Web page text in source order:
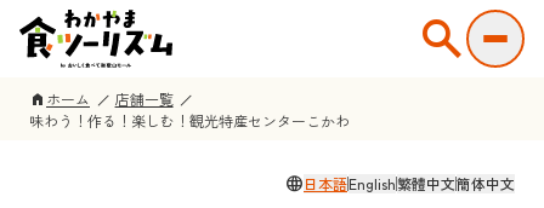
search
home ホーム
店舗一覧
味わう！作る！楽しむ！観光特産センターこかわ
language日本語English繁體中文簡体中文